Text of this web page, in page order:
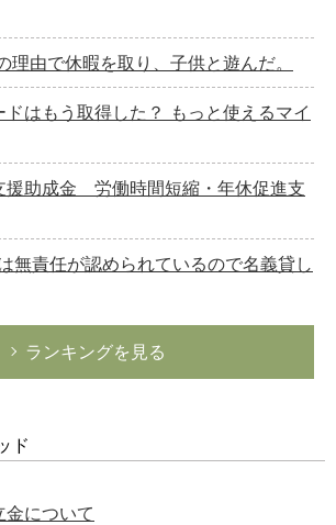
理由で休暇を取り、子供と遊んだ。
はもう取得した？ もっと使えるマイ
援助成金 労働時間短縮・年休促進支
無責任が認められているので名義貸し
ランキングを見る
ド
について